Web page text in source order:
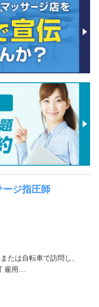
ージ指圧師
たは自転車で訪問し、
雇用…